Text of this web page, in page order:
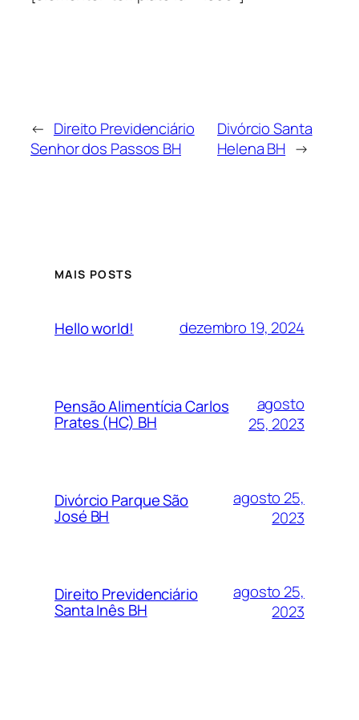
← Direito Previdenciário
Senhor dos Passos BH
Divórcio Santa
Helena BH →
MAIS POSTS
Hello world! dezembro 19, 2024
Pensão Alimentícia Carlos
Prates (HC) BH
agosto
25, 2023
Divórcio Parque São
José BH
agosto 25,
2023
Direito Previdenciário
Santa Inês BH
agosto 25,
2023